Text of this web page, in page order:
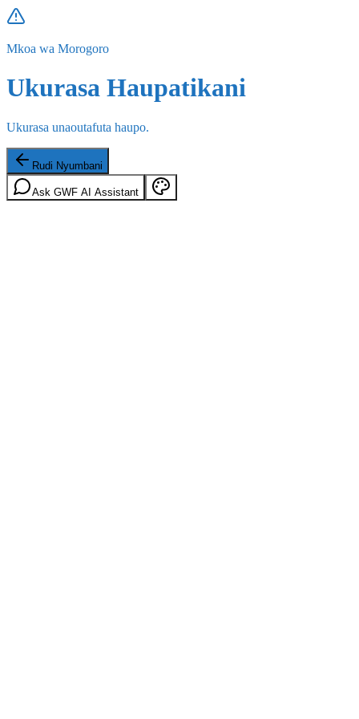
Mkoa wa Morogoro
Ukurasa Haupatikani
Ukurasa unaoutafuta haupo.
Rudi Nyumbani
Ask GWF AI Assistant